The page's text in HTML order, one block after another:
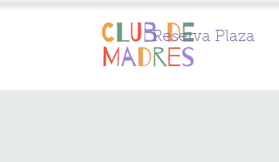
Reserva Plaza